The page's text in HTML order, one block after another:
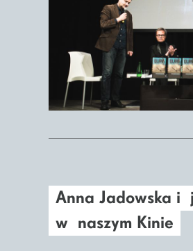
Anna Jadowska i
w naszym Kinie